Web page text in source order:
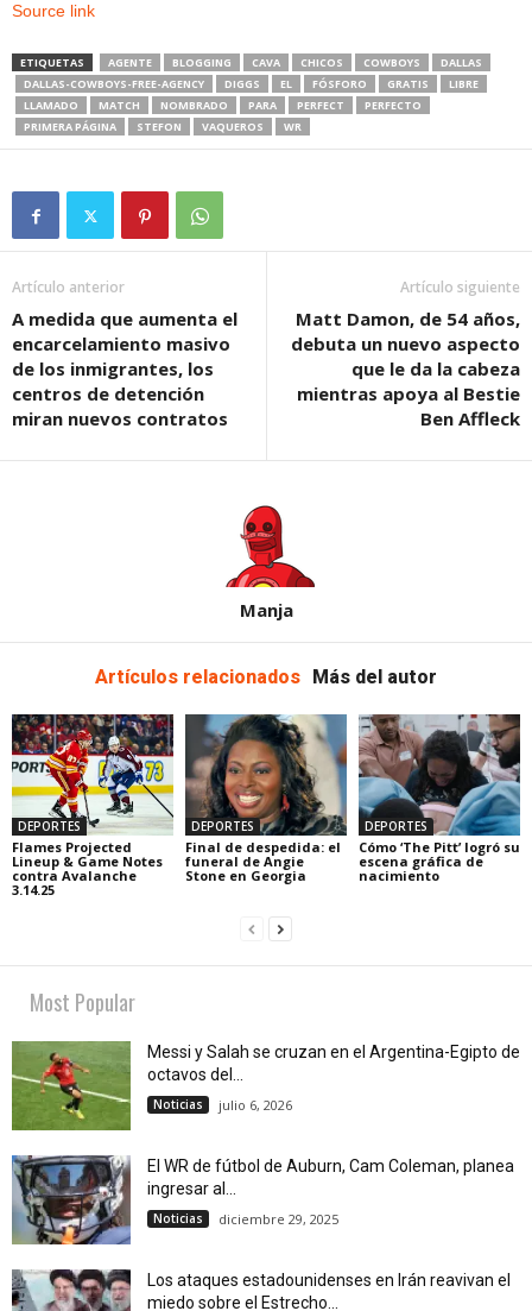
Source link
ETIQUETAS AGENTE BLOGGING CAVA CHICOS COWBOYS
DALLAS
DALLAS-COWBOYS-FREE-AGENCY
DIGGS EL FÓSFORO GRATIS
LIBRE
LLAMADO
MATCH NOMBRADO PARA PERFECT
PERFECTO
PRIMERA PÁGINA
STEFON VAQUEROS WR
Artículo anterior
A medida que aumenta el
encarcelamiento masivo
de los inmigrantes, los
centros de detención
miran nuevos contratos
Artículo siguiente
Matt Damon, de 54 años,
debuta un nuevo aspecto
que le da la cabeza
mientras apoya al Bestie
Ben Affleck
Manja
Artículos relacionados Más del autor
DEPORTES
Flames Projected
Lineup & Game Notes
contra Avalanche
3.14.25
DEPORTES
Final de despedida: el
funeral de Angie
Stone en Georgia
DEPORTES
Cómo ‘The Pitt’ logró su
escena gráfica de
nacimiento
Most Popular
Messi y Salah se cruzan en el Argentina-Egipto de
octavos del...
Noticias julio 6, 2026
El WR de fútbol de Auburn, Cam Coleman, planea
ingresar al...
Noticias diciembre 29, 2025
Los ataques estadounidenses en Irán reavivan el
miedo sobre el Estrecho...